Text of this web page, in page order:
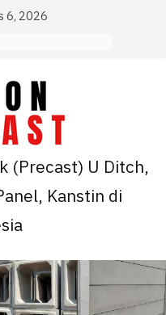
6, 2026
(Precast) U Ditch,
Kanstin di